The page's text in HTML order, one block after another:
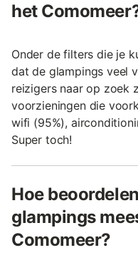
het
Onder de filters die je
dat de glampings veel
reizigers naar op zoek
voorzieningen die
wifi (95%),
Super toch!
Hoe
glampings
Comomeer?